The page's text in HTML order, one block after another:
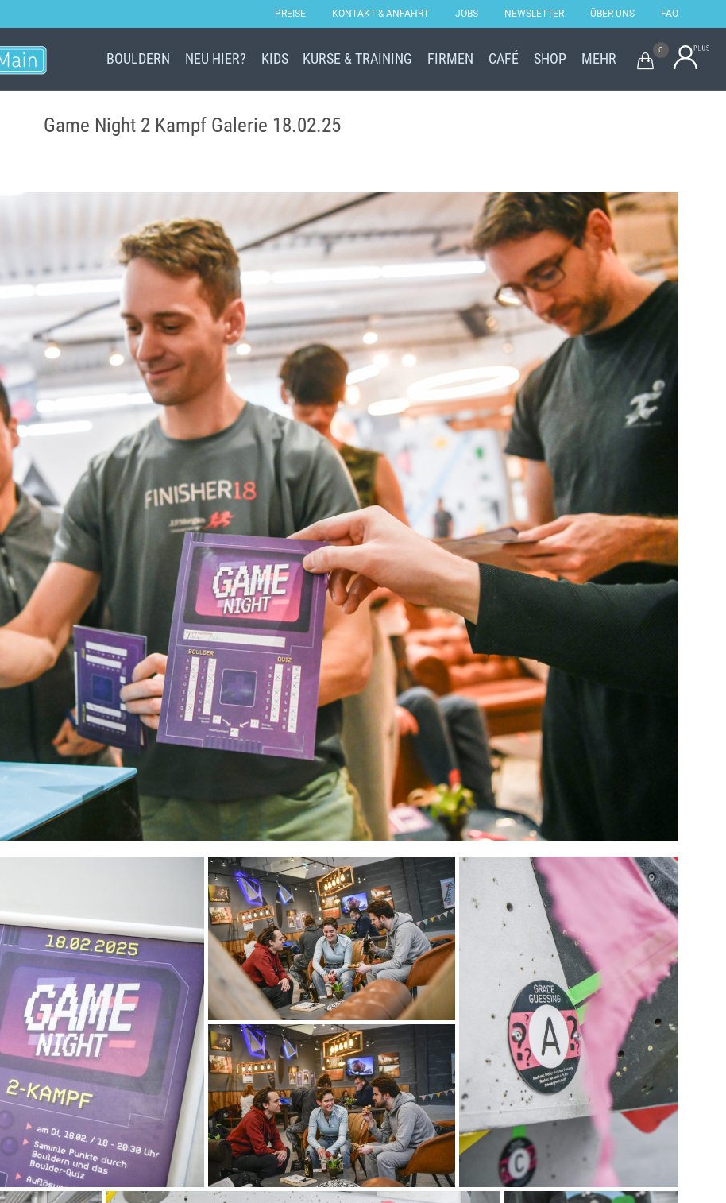
PREISE KONTAKT & ANFAHRT JOBS NEWSLETTER ÜBER UNS FAQ
BOULDERN NEU HIER? KIDS KURSE & TRAINING FIRMEN CAFÉ SHOP MEHR 
0
Game Night 2 Kampf Galerie 18.02.25